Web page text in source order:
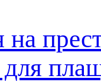
на